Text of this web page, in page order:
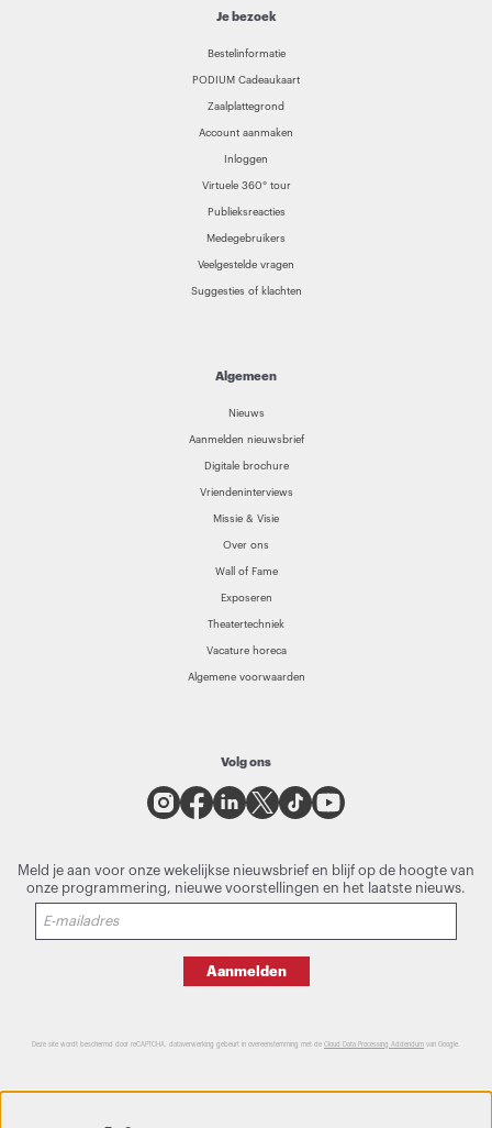
Je bezoek
Bestelinformatie
PODIUM Cadeaukaart
Zaalplattegrond
Account aanmaken
Inloggen
Virtuele 360° tour
Publieksreacties
Medegebruikers
Veelgestelde vragen
Suggesties of klachten
Algemeen
Nieuws
Aanmelden nieuwsbrief
Digitale brochure
Vriendeninterviews
Missie & Visie
Over ons
Wall of Fame
Exposeren
Theatertechniek
Vacature horeca
Algemene voorwaarden
Volg ons
Meld je aan voor onze wekelijkse nieuwsbrief en blijf op de hoogte van
onze programmering, nieuwe voorstellingen en het laatste nieuws.
Aanmelden
Deze site wordt beschermd door reCAPTCHA, dataverwerking gebeurt in overeenstemming met de Cloud Data Processing Addendum van Google.